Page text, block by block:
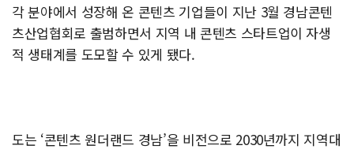
각 분야에서 성장해 온 콘텐츠 기업들이 지난 3월 경남콘텐
츠산업협회로 출범하면서 지역 내 콘텐츠 스타트업이 자생
적 생태계를 도모할 수 있게 됐다.
도는 ‘콘텐츠 원더랜드 경남’을 비전으로 2030년까지 지역대